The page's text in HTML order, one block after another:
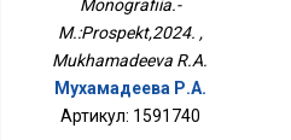
Monografiia.-
M.:Prospekt,2024. ,
Mukhamadeeva R.A.
Мухамадеева Р.А.
Артикул: 1591740